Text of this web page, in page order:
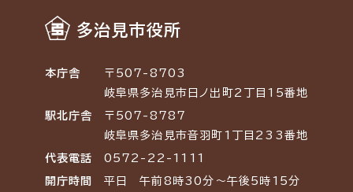
多治見市役所
本庁舎
〒507-8703
岐阜県多治見市日ノ出町2丁目15番地
駅北庁舎
〒507-8787
岐阜県多治見市音羽町1丁目233番地
代表電話 0572-22-1111
開庁時間 平日 午前8時30分～午後5時15分